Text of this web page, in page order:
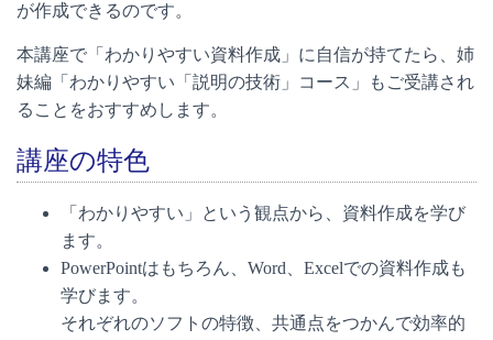
が作成できるのです。
本講座で「わかりやすい資料作成」に自信が持てたら、姉
妹編「わかりやすい「説明の技術」コース」もご受講され
ることをおすすめします。
講座の特色
「わかりやすい」という観点から、資料作成を学び
ます。
PowerPointはもちろん、Word、Excelでの資料作成も
学びます。
それぞれのソフトの特徴、共通点をつかんで効率的